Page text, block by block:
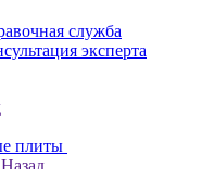
служба
эксперта
плиты
Назад